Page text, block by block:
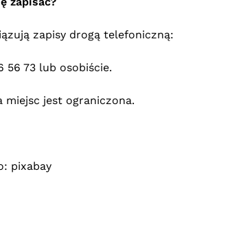
zapisy drogą telefoniczną:
56 73 lub osobiście.
miejsc jest ograniczona.
pixabay